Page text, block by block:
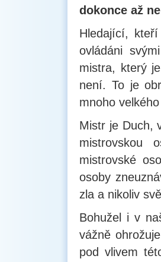
dokonce až
Hledající,
ovládáni
mistra, který
není. To je
mnoho
Mistr je Duch,
mistrovskou
mistrovské
osoby
zla a nikoliv
Bohužel i v
vážně
pod vlivem